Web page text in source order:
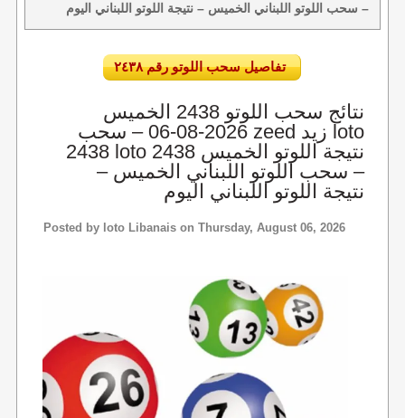
– سحب اللوتو اللبناني الخميس – نتيجة اللوتو اللبناني اليوم
تفاصيل سحب اللوتو رقم ٢٤٣٨
نتائج سحب اللوتو 2438 الخميس
2026-08-06 – سحب zeed زيد loto
2438 loto 2438 نتيجة اللوتو الخميس
– سحب اللوتو اللبناني الخميس –
نتيجة اللوتو اللبناني اليوم
Posted by loto Libanaison Thursday, August 06, 2026